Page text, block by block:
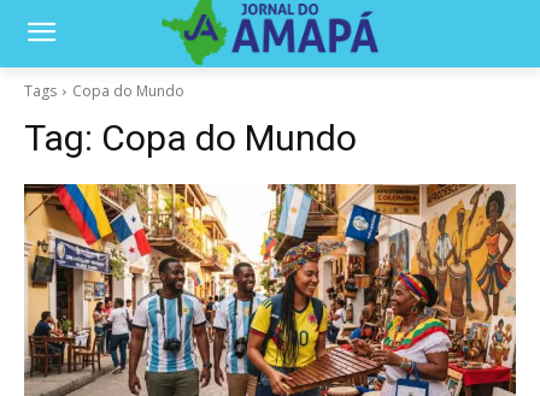
Tags Copa do Mundo
Tag: Copa do Mundo